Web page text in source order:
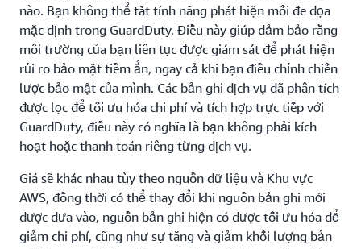
nào. Bạn không thể tắt tính năng phát hiện mối đe dọa
mặc định trong GuardDuty. Điều này giúp đảm bảo rằng
môi trường của bạn liên tục được giám sát để phát hiện
rủi ro bảo mật tiềm ẩn, ngay cả khi bạn điều chỉnh chiến
lược bảo mật của mình. Các bản ghi dịch vụ đã phân tích
được lọc để tối ưu hóa chi phí và tích hợp trực tiếp với
GuardDuty, điều này có nghĩa là bạn không phải kích
hoạt hoặc thanh toán riêng từng dịch vụ.
Giá sẽ khác nhau tùy theo nguồn dữ liệu và Khu vực
AWS, đồng thời có thể thay đổi khi nguồn bản ghi mới
được đưa vào, nguồn bản ghi hiện có được tối ưu hóa để
giảm chi phí, cũng như sự tăng và giảm khối lượng bản